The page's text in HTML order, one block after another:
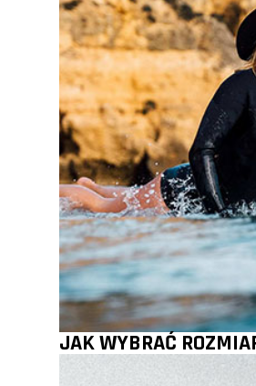
JAK WYBRAĆ